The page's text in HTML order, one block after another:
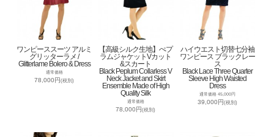
ワンピーススーツ アルミ
グリッターラメ /
Glitterlame Bolero & Dress
通常価格
78,000円(税別)
【高級シルク生地】ぺプ
ラムジャケットVカット
&スカート
Black Peplum Collarless V
Neck Jacket and Skirt
Ensemble Made of High
Quality Silk
通常価格
78,000円(税別)
ハイウエスト切替七分袖
ワンピース ブラックレー
ス
Black Lace Three Quarter
Sleeve High Waisted
Dress
通常価格 45,000円
39,000円(税別)